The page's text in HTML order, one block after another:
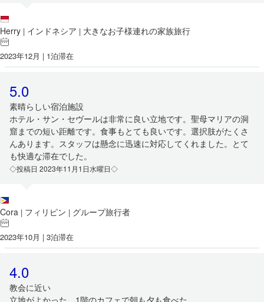
Herry | インドネシア | 大きなお子様連れの家族旅行
2023年12月 | 1泊滞在
5.0
素晴らしい宿泊施設
ホテル・サン・セヴールは非常に良い立地です。聖母マリアの洞
窟までの短い距離です。食事もとても良いです。選択肢がたくさ
んあります。スタッフは懸念に迅速に対応してくれました。とて
も快適な滞在でした。
◇投稿日 2023年11月1日水曜日◇
Cora | フィリピン | グループ旅行者
2023年10月 | 3泊滞在
4.0
教会に近い
立地がよかった。1階のカフェで朝も夕も食べた。